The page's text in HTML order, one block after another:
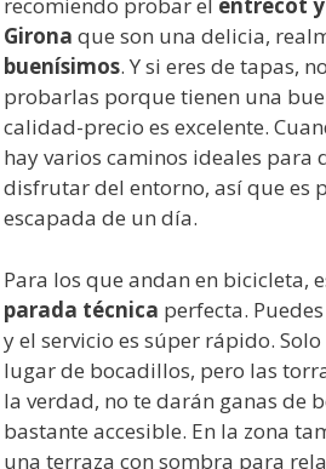
Girona que son una delicia,
buenísimos. Y si eres de tapas,
probarlas porque tienen una
calidad-precio es excelente.
hay varios caminos ideales para
disfrutar del entorno, así que es
escapada de un día.
Para los que andan en bicicleta,
parada técnica perfecta.
y el servicio es súper rápido.
lugar de bocadillos, pero las
la verdad, no te darán ganas de
bastante accesible. En la zona
una terraza con sombra para